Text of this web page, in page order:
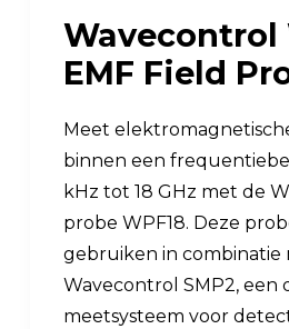
Wavecontrol
EMF Field
Meet
binnen een
kHz tot 18 GHz met de
probe WPF18. Deze
gebruiken in combinatie
Wavecontrol SMP2, een
meetsysteem voor